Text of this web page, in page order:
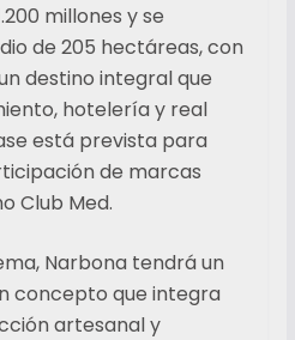
millones y se
de 205 hectáreas, con
destino integral que
hotelería y real
está prevista para
de marcas
Club Med.
Narbona tendrá un
concepto que integra
artesanal y